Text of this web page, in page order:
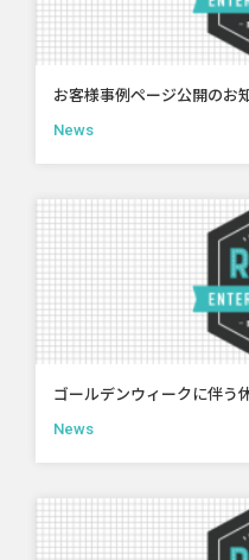
お客様事例ページ公開のお
News
ゴールデンウィークに伴う
News